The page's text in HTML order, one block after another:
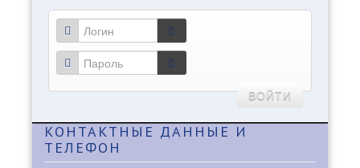
ВОЙТИ
КОНТАКТНЫЕ ДАННЫЕ И
ТЕЛЕФОН